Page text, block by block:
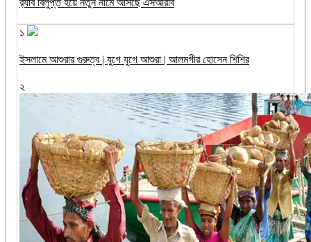
১
ইসলামে আশুরার গুরুত্ব | যুগে যুগে আশুরা | আলমগীর হোসেন শিশির
২